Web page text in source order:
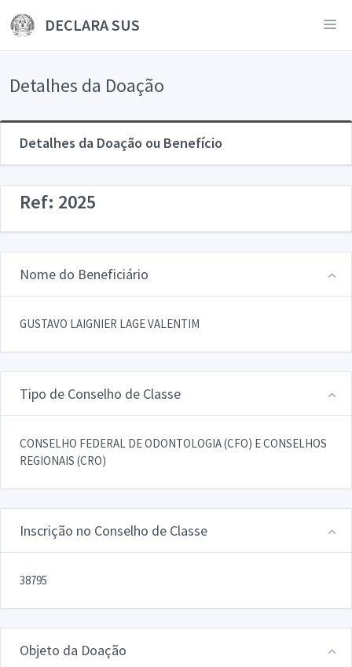
DECLARA SUS
Detalhes da Doação
Detalhes da Doação ou Benefício
Ref: 2025
Nome do Beneficiário
GUSTAVO LAIGNIER LAGE VALENTIM
Tipo de Conselho de Classe
CONSELHO FEDERAL DE ODONTOLOGIA (CFO) E CONSELHOS
REGIONAIS (CRO)
Inscrição no Conselho de Classe
38795
Objeto da Doação